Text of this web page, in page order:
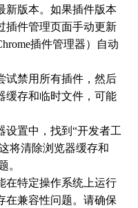
新版本。如果插件版本
插件管理页面手动更新
插件管理器）自动
试禁用所有插件，然后
缓存和临时文件，可能
设置中，找到“开发者工
将清除浏览器缓存和
。
在特定操作系统上运行
在兼容性问题。请确保